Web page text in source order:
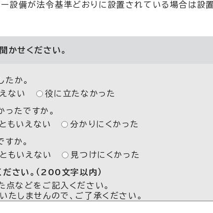
設備が法令基準どおりに設置されている場合は設
かせください。
か。
ない 役に立たなかった
たですか。
もいえない 分かりにくかった
か。
もいえない 見つけにくかった
さい。（200文字以内）
点などをご記入ください。
たしませんので、ご了承ください。